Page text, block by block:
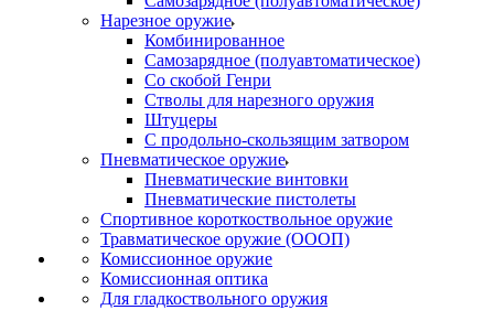
Нарезное оружие
Комбинированное
Самозарядное (полуавтоматическое)
Со скобой Генри
Стволы для нарезного оружия
Штуцеры
С продольно-скользящим затвором
Пневматическое оружие
Пневматические винтовки
Пневматические пистолеты
Спортивное короткоствольное оружие
Травматическое оружие (ОООП)
Комиссионное оружие
Комиссионная оптика
Для гладкоствольного оружия